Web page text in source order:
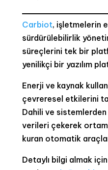
Carbiot, işletmelerin
sürdürülebilirlik
süreçlerini tek bir
yenilikçi bir yazılım
Enerji ve kaynak
çevreresel etkilerini
Dahili ve
verileri çekerek
kuran otomatik
Detaylı bilgi almak